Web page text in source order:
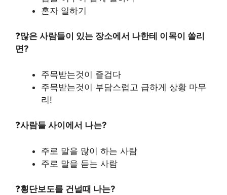
혼자 일하기
❓많은 사람들이 있는 장소에서 나한테 이목이 쏠리
면?
주목받는것이 즐겁다
주목받는것이 부담스럽고 급하게 상황 마무
리!
❓사람들 사이에서 나는?
주로 말을 많이 하는 사람
주로 말을 듣는 사람
❓횡단보도를 건널때 나는?